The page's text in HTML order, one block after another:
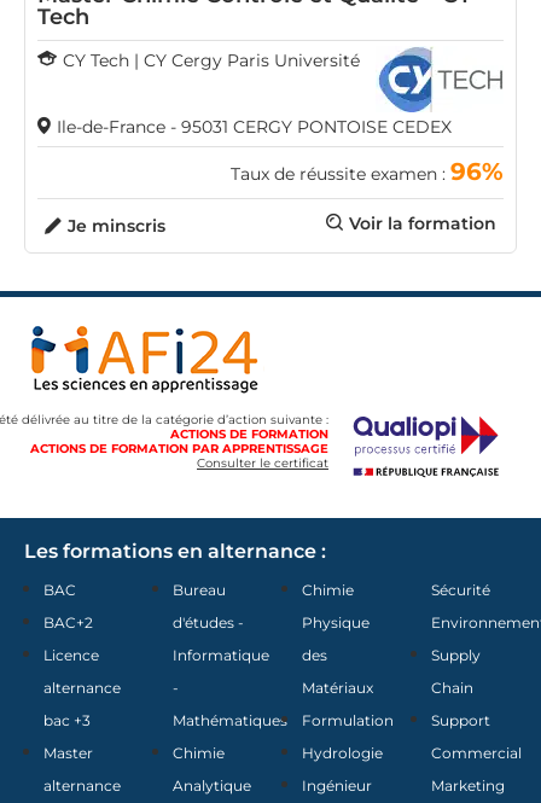
Tech
CY Tech | CY Cergy Paris Université
Ile-de-France - 95031 CERGY PONTOISE CEDEX
Taux de réussite examen : 96%
Voir la formation
Je minscris
délivrée au titre de la catégorie d’action suivante :
ACTIONS DE FORMATION
ACTIONS DE FORMATION PAR APPRENTISSAGE
Consulter le certificat
Les formations en alternance :
BAC
BAC+2
Licence
alternance
bac +3
Master
alternance
Bureau
d'études -
Informatique
-
Mathématiques
Chimie
Analytique
Chimie
Physique
des
Matériaux
Formulation
Hydrologie
Ingénieur
Sécurité
Supply
Chain
Support
Commercial
Marketing